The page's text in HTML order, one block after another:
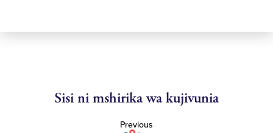
Sisi ni mshirika wa kujivunia
Previous